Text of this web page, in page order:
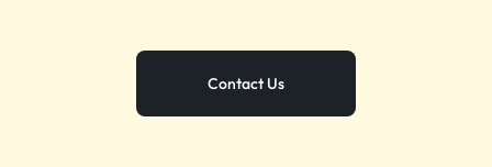
Contact Us